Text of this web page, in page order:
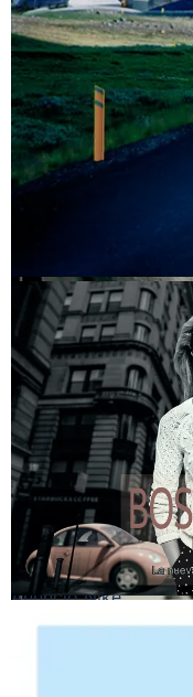
Fotomontaje libre
Fotomontaje Munstan
Anuncio Nike